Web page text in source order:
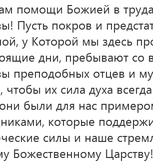
помощи Божией в
Пусть покров и
у Которой мы здесь
дни, пребывают со
преподобных отцев и
их сила духа
были для нас
которые
силы и наше
Божественному Царству!